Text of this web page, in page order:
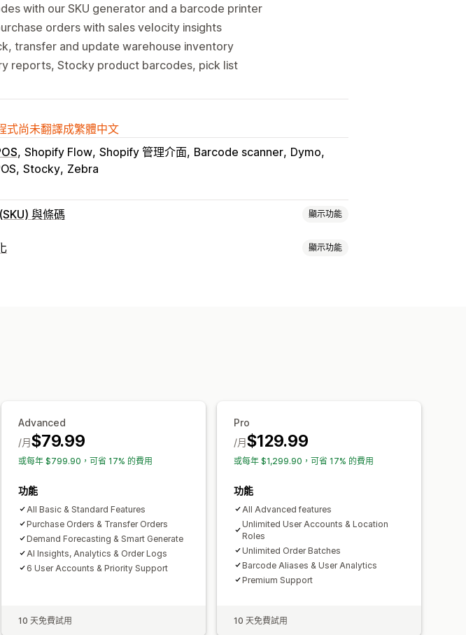
with our SKU generator and a barcode printer
orders with sales velocity insights
transfer and update warehouse inventory
reports, Stocky product barcodes, pick list
式尚未翻譯成繁體中文
Shopify Flow Shopify 管理介面 Barcode scanner Dymo
Stocky Zebra
與條碼 顯示功能
顯示功能
深入分析 電子郵件通知
Advanced
$79.99
/月
或每年 $799.90，可省 17% 的費用
功能
All Basic & Standard Features
Purchase Orders & Transfer Orders
Demand Forecasting & Smart Generate
AI Insights, Analytics & Order Logs
6 User Accounts & Priority Support
10 天免費試用
Pro
$129.99
/月
或每年 $1,299.90，可省 17% 的費用
功能
All Advanced features
Unlimited User Accounts & Location
Roles
Unlimited Order Batches
Barcode Aliases & User Analytics
Premium Support
10 天免費試用